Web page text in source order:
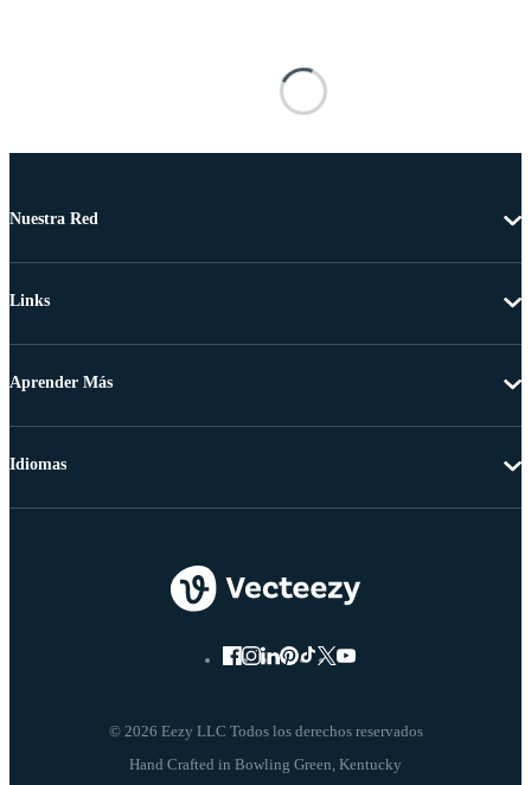
Nuestra Red
Links
Aprender Más
© 2026 Eezy LLC Todos los derechos reservados
Idiomas